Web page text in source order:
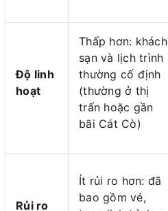
Độ linh
hoạt
Thấp hơn: khách
sạn và lịch trình
thường cố định
(thường ở thị
trấn hoặc gần
bãi Cát Cò)
Rủi ro
Ít rủi ro hơn: đã
bao gồm vé,